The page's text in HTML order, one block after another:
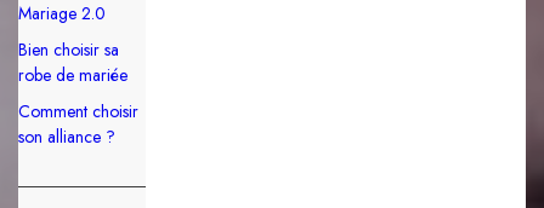
Mariage 2.0
Bien choisir sa
robe de mariée
Comment choisir
son alliance ?